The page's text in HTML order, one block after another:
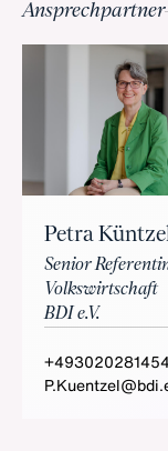
Ansprechpartner
Petra
Senior
Volkswirtschaft
BDI e.V.